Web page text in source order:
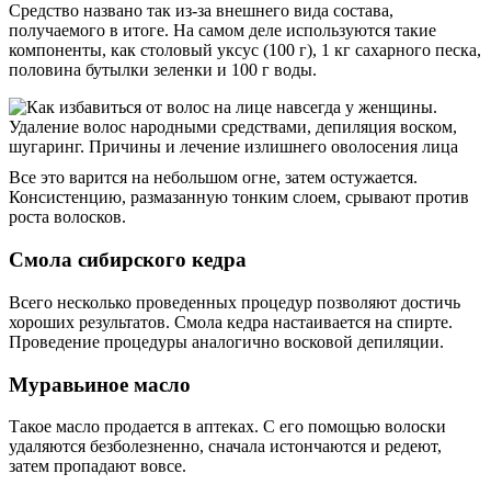
Средство названо так из-за внешнего вида состава,
получаемого в итоге. На самом деле используются такие
компоненты, как столовый уксус (100 г), 1 кг сахарного песка,
половина бутылки зеленки и 100 г воды.
Все это варится на небольшом огне, затем остужается.
Консистенцию, размазанную тонким слоем, срывают против
роста волосков.
Смола сибирского кедра
Всего несколько проведенных процедур позволяют достичь
хороших результатов. Смола кедра настаивается на спирте.
Проведение процедуры аналогично восковой депиляции.
Муравьиное масло
Такое масло продается в аптеках. С его помощью волоски
удаляются безболезненно, сначала истончаются и редеют,
затем пропадают вовсе.